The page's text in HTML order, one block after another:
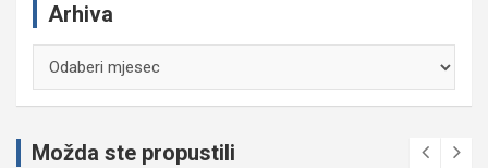
Arhiva
Možda ste propustili